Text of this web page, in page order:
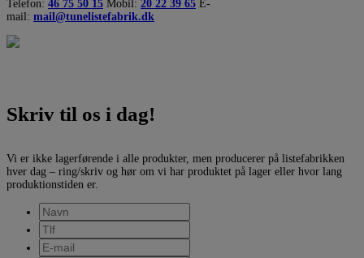
Telefon: 46 75 50 15 Mobil: 20 22 39 65 E-
mail: mail@tunelistefabrik.dk
Skriv til os i dag!
Vi er ikke lagerførende i alle produkter, men producerer på listefabrikken
hver dag – ring/skriv og hør om vi har produktet på lager eller hvor lang
produktionstiden er.